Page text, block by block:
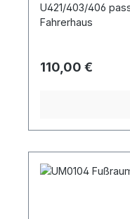
U421/403/406
Fahrerhaus
Regulärer Preis:
110,00 €